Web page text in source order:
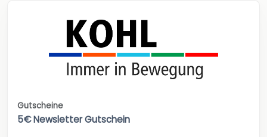
Gutscheine
5€ Newsletter Gutschein